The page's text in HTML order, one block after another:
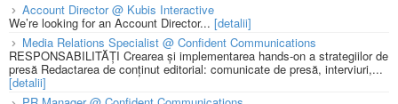
Account Director @ Kubis Interactive
We’re looking for an Account Director... [detalii]
Media Relations Specialist @ Confident Communications
RESPONSABILITĂȚI Crearea și implementarea hands-on a strategiilor de
presă Redactarea de conținut editorial: comunicate de presă, interviuri,...
[detalii]